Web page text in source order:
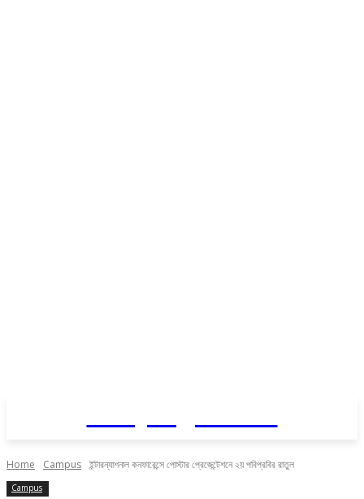
Home Campus ইন্টারন্যাশনাল কনফারেন্সে পোস্টার প্রেজেন্টেশনে ২য় পবিপ্রবির রাতুল
Campus